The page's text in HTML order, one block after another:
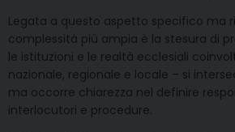
Legata a questo aspetto specifico ma
complessità più ampia è la stesura di
le istituzioni e le realtà ecclesiali
nazionale, regionale e locale – si
ma occorre chiarezza nel definire
interlocutori e procedure.